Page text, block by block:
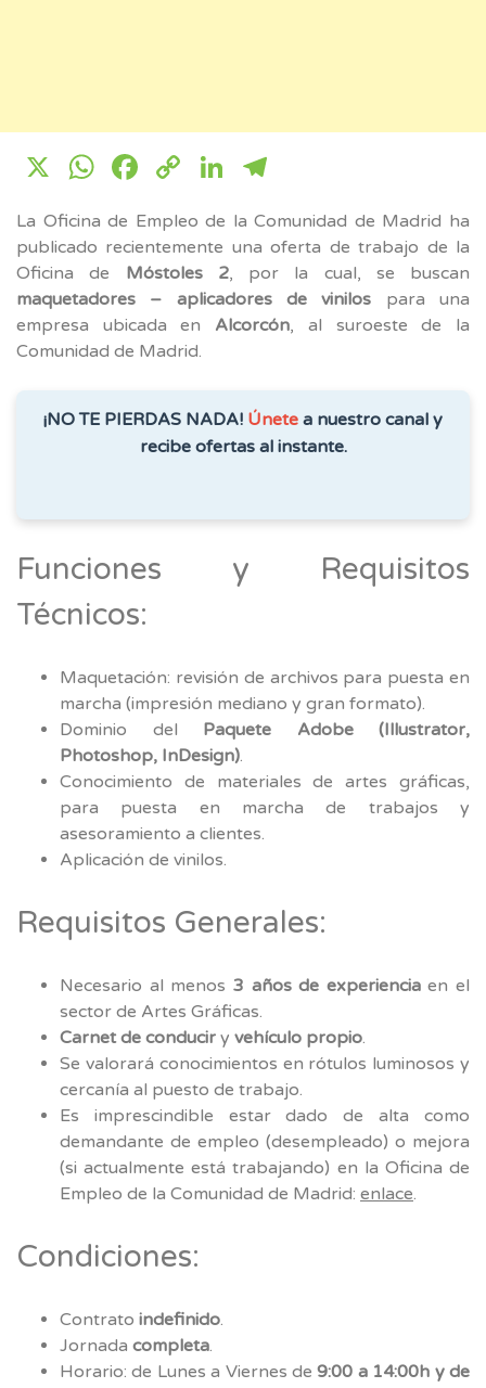
X WhatsApp
Facebook
CopyLinkedIn
La Oficina de Empleo de la Comunidad de Madrid ha
publicado recientemente una oferta de trabajo de la
Oficina de Móstoles 2, por la cual, se buscan
maquetadores – aplicadores de vinilos para una
empresa ubicada en Alcorcón, al suroeste de la
Comunidad de Madrid.
¡NO TE PIERDAS NADA! Únete a nuestro canal y
recibe ofertas al instante.
Funciones y Requisitos
Técnicos:
Maquetación: revisión de archivos para puesta en
marcha (impresión mediano y gran formato).
Dominio del Paquete Adobe (Illustrator,
Photoshop, InDesign).
Conocimiento de materiales de artes gráficas,
para puesta en marcha de trabajos y
asesoramiento a clientes.
Aplicación de vinilos.
Requisitos Generales:
Necesario al menos 3 años de experienciaen el
sector de Artes Gráficas.
Carnet de conducir y vehículo propio.
Se valorará conocimientos en rótulos luminosos y
cercanía al puesto de trabajo.
Es imprescindible estar dado de alta como
demandante de empleo (desempleado) o mejora
(si actualmente está trabajando) en la Oficina de
Empleo de la Comunidad de Madrid: enlace.
Condiciones:
Contrato indefinido.
Jornada completa.
Horario: de Lunes a Viernes de9:00 a 14:00h y de